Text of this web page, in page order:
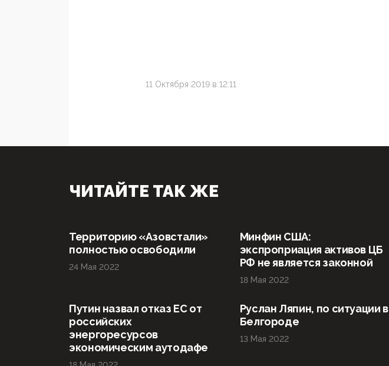
11 Октября 2019 в 12:11
ЧИТАЙТЕ ТАК ЖЕ
Территорию «Азовстали»
полностью освободили
24 Мая 2022
Минфин США:
экспроприация активов ЦБ
РФ не является законной
18 Мая 2022
Путин назвал отказ ЕС от
российских
энергоресурсов
экономическим аутодафе
Руслан Ляпин, по ситуации в
Белгороде
13 Мая 2022